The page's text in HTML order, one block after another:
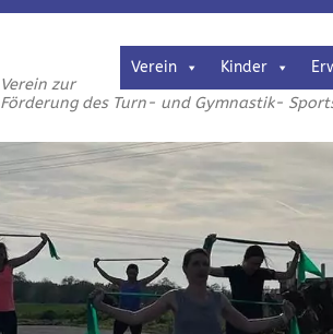
Verein Kinder
Verein zur
Förderung des Turn- und Gymnastik-